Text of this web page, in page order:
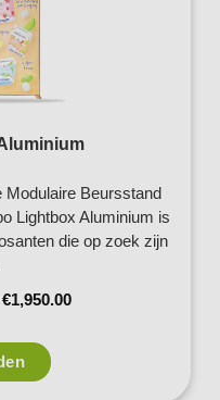
Modulaire Beursstand
Lightbox Aluminium is
die op zoek zijn
€1,950.00